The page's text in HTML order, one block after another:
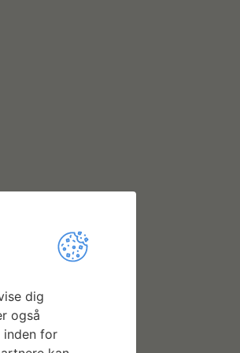
dig
også
inden for